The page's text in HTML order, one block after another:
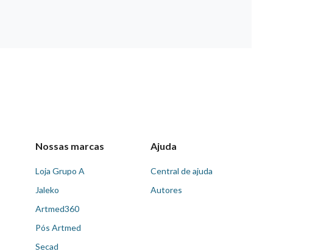
Nossas marcas
Loja Grupo A
Jaleko
Artmed360
Pós Artmed
Secad
Ajuda
Central de ajuda
Autores